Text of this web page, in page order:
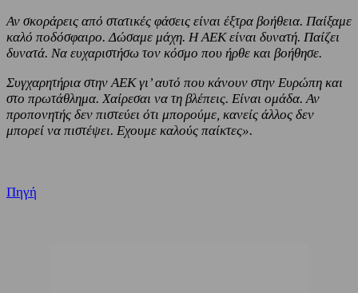
Αν σκοράρεις από στατικές φάσεις είναι έξτρα βοήθεια. Παίξαμε
καλό ποδόσφαιρο. Δώσαμε μάχη. Η ΑΕΚ είναι δυνατή. Παίζει
δυνατά. Να ευχαριστήσω τον κόσμο που ήρθε και βοήθησε.
Συγχαρητήρια στην ΑΕΚ γι’ αυτό που κάνουν στην Ευρώπη και
στο πρωτάθλημα. Χαίρεσαι να τη βλέπεις. Είναι ομάδα. Αν
προπονητής δεν πιστεύει ότι μπορούμε, κανείς άλλος δεν
μπορεί να πιστέψει. Εχουμε καλούς παίκτες».
Πηγή